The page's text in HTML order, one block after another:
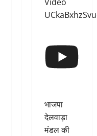
भाजपा
देलवाड़ा
मंडल की